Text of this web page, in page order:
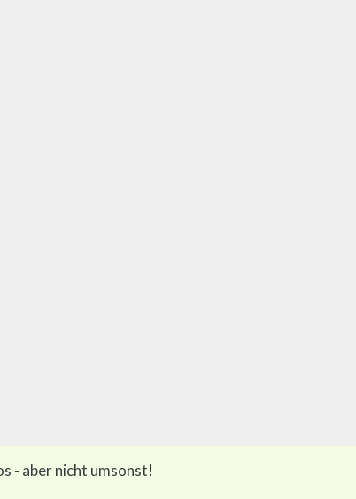
- aber nicht umsonst!